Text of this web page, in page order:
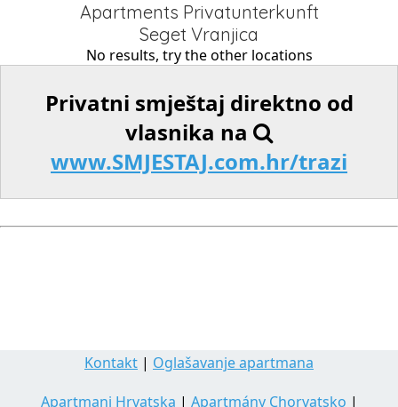
Apartments Privatunterkunft
Seget Vranjica
No results, try the other locations
Privatni smještaj direktno od
vlasnika na
www.SMJESTAJ.com.hr/trazi
Kontakt | Oglašavanje apartmana
Apartmani Hrvatska | Apartmány Chorvatsko |